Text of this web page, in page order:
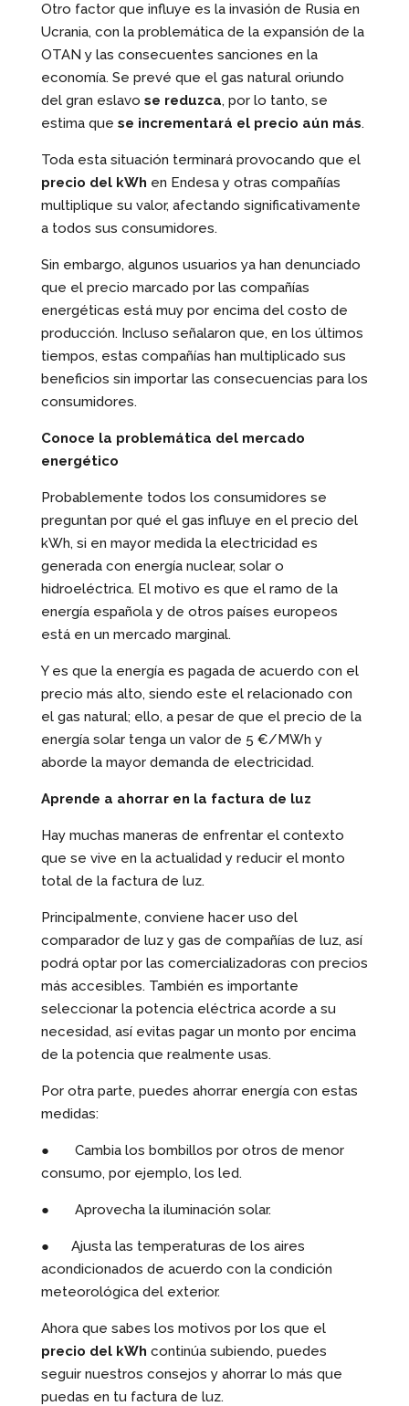
Otro factor que influye es la invasión de Rusia en
Ucrania, con la problemática de la expansión de la
OTAN y las consecuentes sanciones en la
economía. Se prevé que el gas natural oriundo
del gran eslavo se reduzca, por lo tanto, se
estima que se incrementará el precio aún más.
Toda esta situación terminará provocando que el
precio del kWh en Endesa y otras compañías
multiplique su valor, afectando significativamente
a todos sus consumidores.
Sin embargo, algunos usuarios ya han denunciado
que el precio marcado por las compañías
energéticas está muy por encima del costo de
producción. Incluso señalaron que, en los últimos
tiempos, estas compañías han multiplicado sus
beneficios sin importar las consecuencias para los
consumidores.
Conoce la problemática del mercado
energético
Probablemente todos los consumidores se
preguntan por qué el gas influye en el precio del
kWh, si en mayor medida la electricidad es
generada con energía nuclear, solar o
hidroeléctrica. El motivo es que el ramo de la
energía española y de otros países europeos
está en un mercado marginal.
Y es que la energía es pagada de acuerdo con el
precio más alto, siendo este el relacionado con
el gas natural; ello, a pesar de que el precio de la
energía solar tenga un valor de 5 €/MWh y
aborde la mayor demanda de electricidad.
Aprende a ahorrar en la factura de luz
Hay muchas maneras de enfrentar el contexto
que se vive en la actualidad y reducir el monto
total de la factura de luz.
Principalmente, conviene hacer uso del
comparador de luz y gas de compañías de luz, así
podrá optar por las comercializadoras con precios
más accesibles. También es importante
seleccionar la potencia eléctrica acorde a su
necesidad, así evitas pagar un monto por encima
de la potencia que realmente usas.
Por otra parte, puedes ahorrar energía con estas
medidas:
● Cambia los bombillos por otros de menor
consumo, por ejemplo, los led.
● Aprovecha la iluminación solar.
● Ajusta las temperaturas de los aires
acondicionados de acuerdo con la condición
meteorológica del exterior.
Ahora que sabes los motivos por los que el
precio del kWh continúa subiendo, puedes
seguir nuestros consejos y ahorrar lo más que
puedas en tu factura de luz.